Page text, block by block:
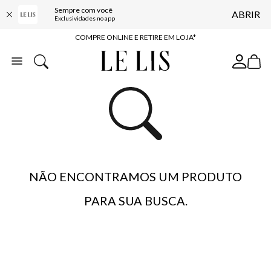
Sempre com você
Exclusividades no app ABRIR
COMPRE ONLINE E RETIRE EM LOJA*
ENTREGA EXPRESSA*
FRETE GRÁTIS*
10% OFF NA PRIMEIRA COMPRA*
NÃO ENCONTRAMOS UM PRODUTO
PARA SUA BUSCA.